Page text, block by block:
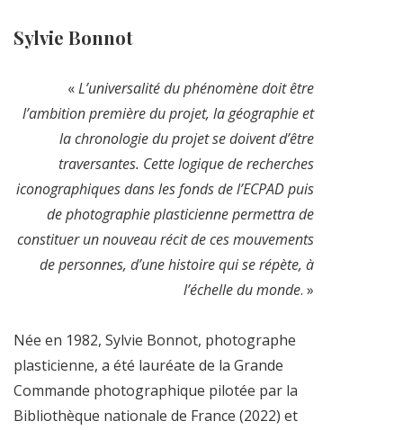
Sylvie Bonnot
«L’universalité du phénomène doit être
l’ambition première du projet, la géographie et
la chronologie du projet se doivent d’être
traversantes. Cette logique de recherches
iconographiques dans les fonds de l’ECPAD puis
de photographie plasticienne permettra de
constituer un nouveau récit de ces mouvements
de personnes, d’une histoire qui se répète, à
l’échelle du monde. »
Née en 1982, Sylvie Bonnot, photographe
plasticienne, a été lauréate de la Grande
Commande photographique pilotée par la
Bibliothèque nationale de France (2022) et